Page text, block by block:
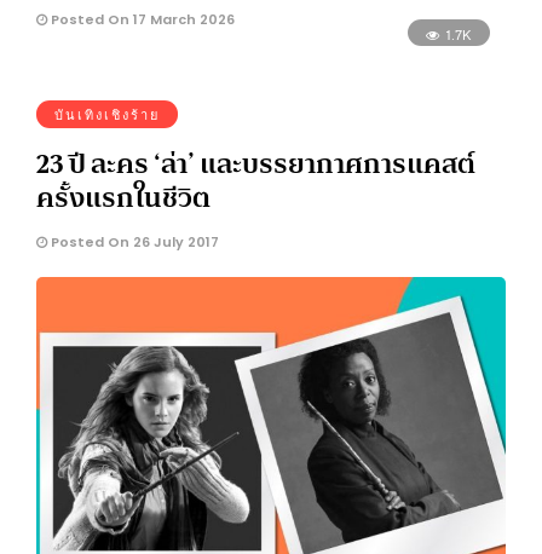
Posted On 17 March 2026
1.7K
บันเทิงเชิงร้าย
23 ปี ละคร ‘ล่า’ และบรรยากาศการแคสต์
ครั้งแรกในชีวิต
Posted On 26 July 2017